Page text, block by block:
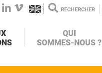
QUI
SOMMES-NOUS ?
LINKEDIN
VIMEO RECHERCHER